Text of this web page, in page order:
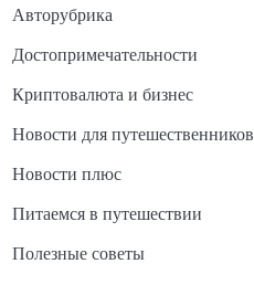
Авторубрика
Достопримечательности
Криптовалюта и бизнес
Новости для путешественников
Новости плюс
Питаемся в путешествии
Полезные советы